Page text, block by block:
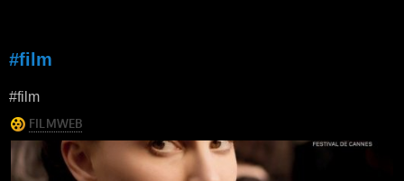
#film
#film